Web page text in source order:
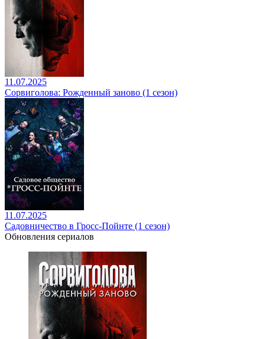
11.07.2025
Сорвиголова: Рожденный заново (1 сезон)
11.07.2025
Садовничество в Гросс-Пойнте (1 сезон)
Обновления сериалов